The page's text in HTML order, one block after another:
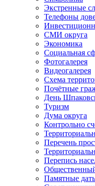
Экстренные
Телефоны
СМИ округа
Экономика
Социальная
Фотогалерея
Видеогалерея
Схема
Почётные
День
Туризм
Дума округа
Контрольно
Перечень
Перепись
Памятные